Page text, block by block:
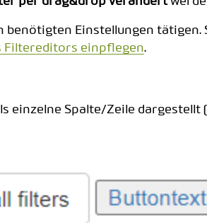
Einstellungen tätigen.
Filtereditors einpflegen.
einzelne Spalte/Zeile dargestellt